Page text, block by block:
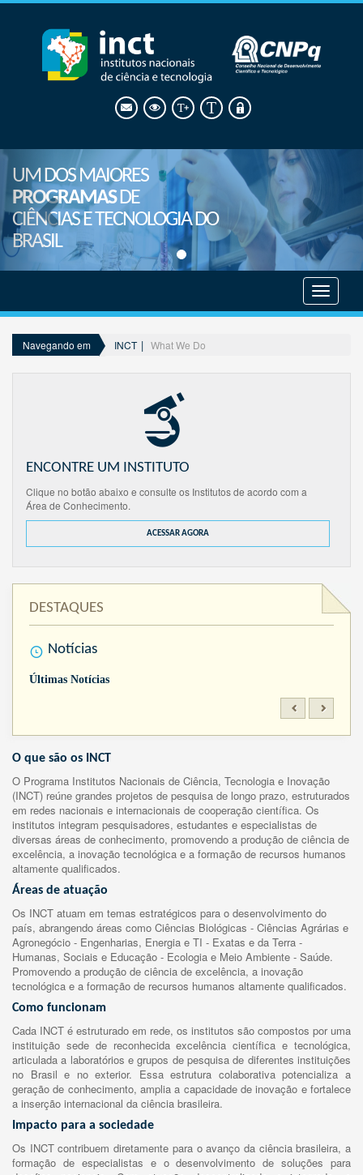
UM DOS MAIORES
PROGRAMASDE
CIÊNCIAS E TECNOLOGIA DO
BRASIL
menu
Navegando em INCT What We Do
ENCONTRE UM INSTITUTO
Clique no botão abaixo e consulte os Institutos de acordo com a
Área de Conhecimento.
ACESSAR AGORA
DESTAQUES
Notícias
Últimas Notícias
O que são os INCT
O Programa Institutos Nacionais de Ciência, Tecnologia e Inovação
(INCT) reúne grandes projetos de pesquisa de longo prazo, estruturados
em redes nacionais e internacionais de cooperação científica. Os
institutos integram pesquisadores, estudantes e especialistas de
diversas áreas de conhecimento, promovendo a produção de ciência de
excelência, a inovação tecnológica e a formação de recursos humanos
altamente qualificados.
Áreas de atuação
Os INCT atuam em temas estratégicos para o desenvolvimento do
país, abrangendo áreas como Ciências Biológicas - Ciências Agrárias e
Agronegócio - Engenharias, Energia e TI - Exatas e da Terra -
Humanas, Sociais e Educação - Ecologia e Meio Ambiente - Saúde.
Promovendo a produção de ciência de excelência, a inovação
tecnológica e a formação de recursos humanos altamente qualificados.
Como funcionam
Cada INCT é estruturado em rede, os institutos são compostos por uma
instituição sede de reconhecida excelência científica e tecnológica,
articulada a laboratórios e grupos de pesquisa de diferentes instituições
no Brasil e no exterior. Essa estrutura colaborativa potencializa a
geração de conhecimento, amplia a capacidade de inovação e fortalece
a inserção internacional da ciência brasileira.
Impacto para a sociedade
Os INCT contribuem diretamente para o avanço da ciência brasileira, a
formação de especialistas e o desenvolvimento de soluções para